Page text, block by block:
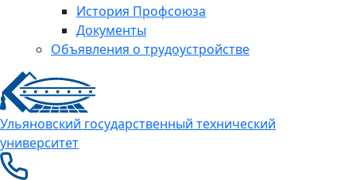
История Профсоюза
Документы
Объявления о трудоустройстве
Ульяновский государственный технический
университет